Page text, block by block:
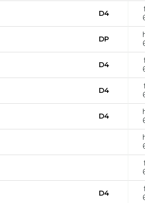
D4
DP
D4
D4
D4
D4